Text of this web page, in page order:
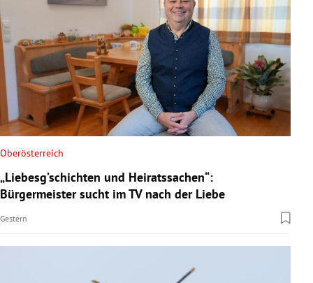
Untermenü
Untermenü
Oberösterreich
„Liebesg’schichten und Heiratssachen“:
Bürgermeister sucht im TV nach der Liebe
Gestern